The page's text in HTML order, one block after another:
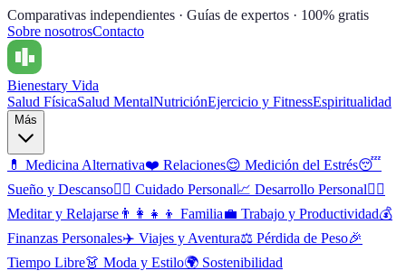
Comparativas independientes · Guías de expertos · 100% gratis
Sobre nosotrosContacto
Bienestary Vida
Salud FísicaSalud MentalNutriciónEjercicio y FitnessEspiritualidad
Más
💊 Medicina Alternativa❤️ Relaciones😌 Medición del Estrés😴
Sueño y Descanso🧖‍♀️ Cuidado Personal📈 Desarrollo Personal🧘‍♂️
Meditar y Relajarse 👨‍👩‍👧‍👦 Familia💼 Trabajo y Productividad💰
Finanzas Personales✈️ Viajes y Aventura⚖️ Pérdida de Peso🎉
Tiempo Libre👗 Moda y Estilo🌍 Sostenibilidad